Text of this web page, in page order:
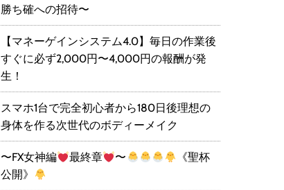
勝ち確への招待〜
【マネーゲインシステム4.0】毎日の作業後
すぐに必ず2,000円〜4,000円の報酬が発
生！
スマホ1台で完全初心者から180日後理想の
身体を作る次世代のボディーメイク
〜FX女神編 最終章 〜
《聖杯
公開》